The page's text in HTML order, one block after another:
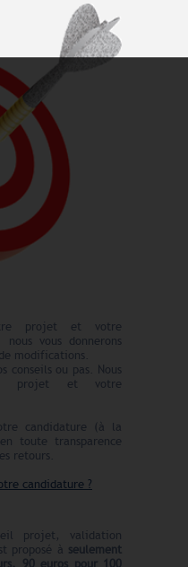
projet et votre
vous donnerons
modifications.
conseils ou pas. Nous
le projet et votre
candidature (à la
toute transparence
retours.
candidature ?
projet, validation
proposé à seulement